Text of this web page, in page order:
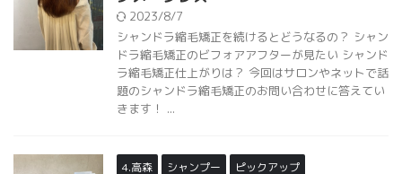
題のシャンドラ縮毛矯正のお問い合わせに答えてい
きます！ ...
4.高森 シャンプー ピックアップ
【ミントシャンプー】夏の汗を爽快に
2023/8/2